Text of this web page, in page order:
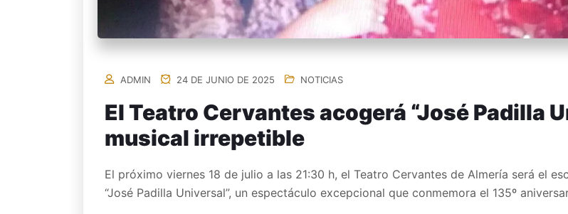
ADMIN 24 DE JUNIO DE 2025 NOTICIAS
El Teatro Cervantes acogerá “José Padilla
musical irrepetible
El próximo viernes 18 de julio a las 21:30 h, el Teatro Cervantes de Almería será el
“José Padilla Universal”, un espectáculo excepcional que conmemora el 135º